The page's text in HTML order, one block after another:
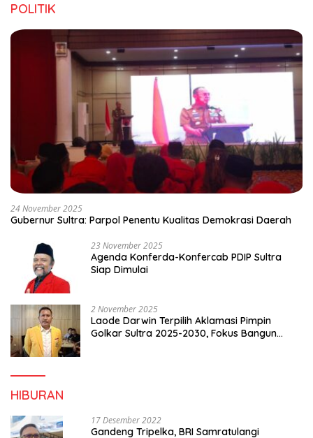
POLITIK
24 November 2025
Gubernur Sultra: Parpol Penentu Kualitas Demokrasi Daerah
23 November 2025
Agenda Konferda-Konfercab PDIP Sultra
Siap Dimulai
2 November 2025
Laode Darwin Terpilih Aklamasi Pimpin
Golkar Sultra 2025-2030, Fokus Bangun
HIBURAN
17 Desember 2022
Gandeng Tripelka, BRI Samratulangi